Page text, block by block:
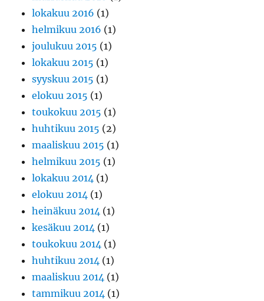
lokakuu 2016 (1)
helmikuu 2016 (1)
joulukuu 2015 (1)
lokakuu 2015 (1)
syyskuu 2015 (1)
elokuu 2015 (1)
toukokuu 2015 (1)
huhtikuu 2015 (2)
maaliskuu 2015 (1)
helmikuu 2015 (1)
lokakuu 2014 (1)
elokuu 2014 (1)
heinäkuu 2014 (1)
kesäkuu 2014 (1)
toukokuu 2014 (1)
huhtikuu 2014 (1)
maaliskuu 2014 (1)
tammikuu 2014 (1)